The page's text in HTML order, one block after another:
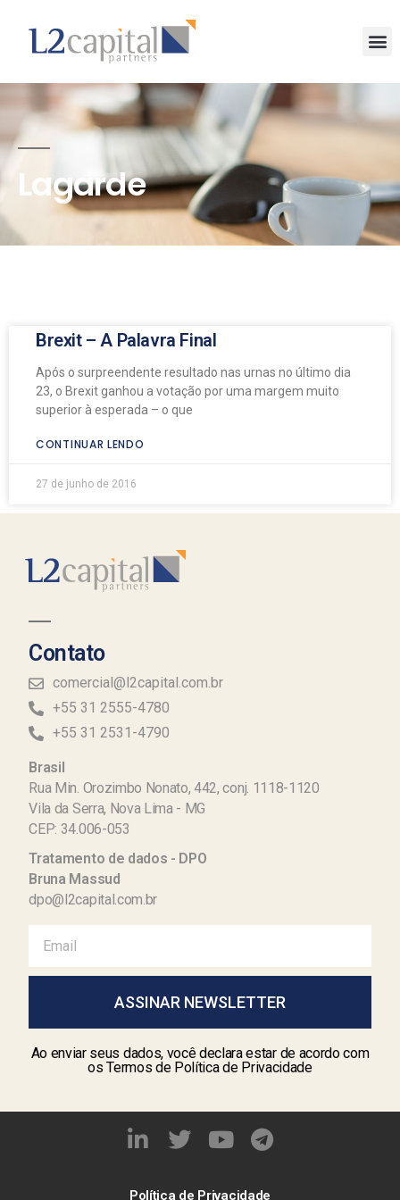
Lagarde
Brexit – A Palavra Final
Após o surpreendente resultado nas urnas no último dia
23, o Brexit ganhou a votação por uma margem muito
superior à esperada – o que
CONTINUAR LENDO
27 de junho de 2016
Contato
comercial@l2capital.com.br
+55 31 2555-4780
+55 31 2531-4790
Brasil
Rua Min. Orozimbo Nonato, 442, conj. 1118-1120
Vila da Serra, Nova Lima - MG
CEP: 34.006-053
Tratamento de dados - DPO
Bruna Massud
dpo@l2capital.com.br
ASSINAR NEWSLETTER
Ao enviar seus dados, você declara estar de acordo com
os Termos de Política de Privacidade
Política de Privacidade